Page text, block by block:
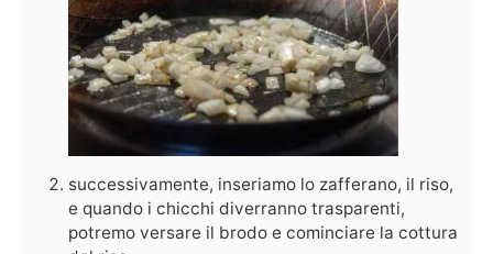
successivamente, inseriamo lo zafferano, il riso,
e quando i chicchi diverranno trasparenti,
potremo versare il brodo e cominciare la cottura